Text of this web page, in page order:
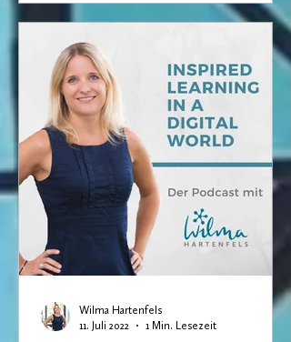
Wilma Hartenfels
11. Juli 2022
1 Min. Lesezeit